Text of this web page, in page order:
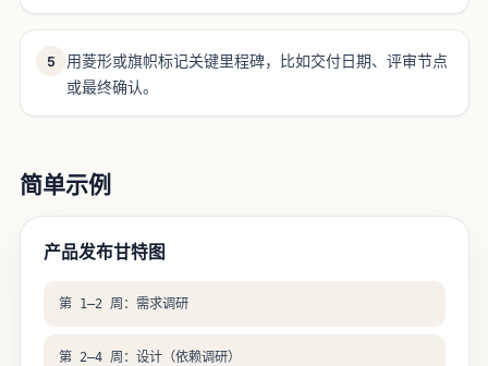
5
用菱形或旗帜标记关键里程碑，比如交付日期、评审节点
或最终确认。
简单示例
产品发布甘特图
第 1–2 周：需求调研
第 2–4 周：设计（依赖调研）